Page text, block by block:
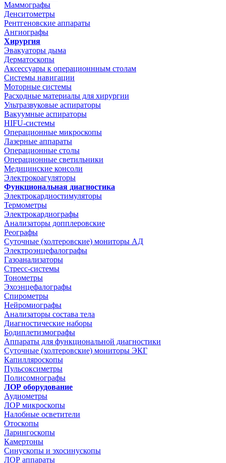
Маммографы
Денситометры
Рентгеновские аппараты
Ангиографы
Хирургия
Эвакуаторы дыма
Дерматоскопы
Аксессуары к операционнным столам
Системы навигации
Моторные системы
Расходные материалы для хирургии
Ультразвуковые аспираторы
Вакуумные аспираторы
HIFU-системы
Операционные микроскопы
Лазерные аппараты
Операционные столы
Операционные светильники
Медицинские консоли
Электрокоагуляторы
Функциональная диагностика
Электрокардиостимуляторы
Термометры
Электрокардиографы
Анализаторы допплеровские
Реографы
Суточные (холтеровские) мониторы АД
Электроэнцефалографы
Газоанализаторы
Стресс-системы
Тонометры
Эхоэнцефалографы
Спирометры
Нейромиографы
Анализаторы состава тела
Диагностические наборы
Бодиплетизмографы
Аппараты для функциональной диагностики
Суточные (холтеровские) мониторы ЭКГ
Капилляроскопы
Пульсоксиметры
Полисомнографы
ЛОР оборудование
Аудиометры
ЛОР микроскопы
Налобные осветители
Отоскопы
Ларингоскопы
Камертоны
Синускопы и эхосинускопы
ЛОР аппараты